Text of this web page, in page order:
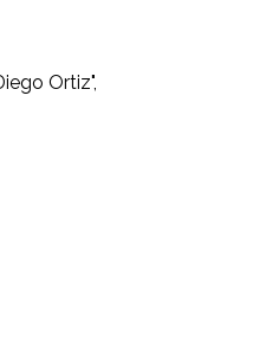
Ortiz",